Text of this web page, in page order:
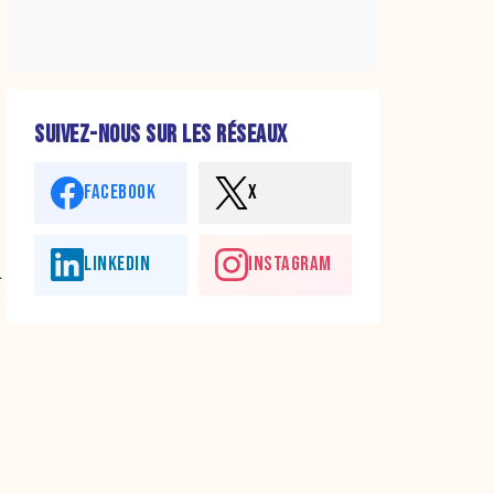
SUIVEZ-NOUS SUR LES RÉSEAUX
FACEBOOK X
LINKEDIN INSTAGRAM